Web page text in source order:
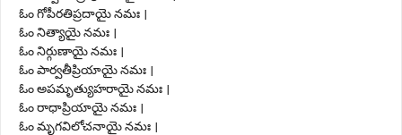
ఓం గోపీరతిప్రదాయై నమః ।
ఓం నిత్యాయై నమః ।
ఓం నిర్గుణాయై నమః ।
ఓం పార్వతీప్రియాయై నమః ।
ఓం అపమృత్యుహరాయై నమః ।
ఓం రాధాప్రియాయై నమః ।
ఓం మృగవిలోచనాయై నమః ।